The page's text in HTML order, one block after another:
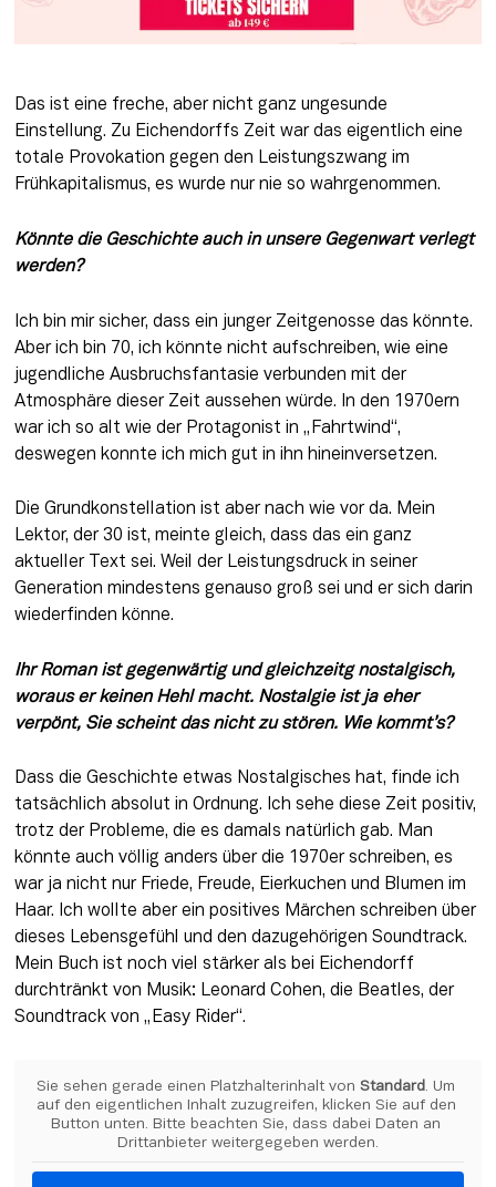
Das ist eine freche, aber nicht ganz ungesunde
Einstellung. Zu Eichendorffs Zeit war das eigentlich eine
totale Provokation gegen den Leistungszwang im
Frühkapitalismus, es wurde nur nie so wahrgenommen.
Könnte die Geschichte auch in unsere Gegenwart verlegt
werden?
Ich bin mir sicher, dass ein junger Zeitgenosse das könnte.
Aber ich bin 70, ich könnte nicht aufschreiben, wie eine
jugendliche Ausbruchsfantasie verbunden mit der
Atmosphäre dieser Zeit aussehen würde. In den 1970ern
war ich so alt wie der Protagonist in „Fahrtwind“,
deswegen konnte ich mich gut in ihn hineinversetzen.
Die Grundkonstellation ist aber nach wie vor da. Mein
Lektor, der 30 ist, meinte gleich, dass das ein ganz
aktueller Text sei. Weil der Leistungsdruck in seiner
Generation mindestens genauso groß sei und er sich darin
wiederfinden könne.
Ihr Roman ist gegenwärtig und gleichzeitg nostalgisch,
woraus er keinen Hehl macht. Nostalgie ist ja eher
verpönt, Sie scheint das nicht zu stören. Wie kommt’s?
Dass die Geschichte etwas Nostalgisches hat, finde ich
tatsächlich absolut in Ordnung. Ich sehe diese Zeit positiv,
trotz der Probleme, die es damals natürlich gab. Man
könnte auch völlig anders über die 1970er schreiben, es
war ja nicht nur Friede, Freude, Eierkuchen und Blumen im
Haar. Ich wollte aber ein positives Märchen schreiben über
dieses Lebensgefühl und den dazugehörigen Soundtrack.
Mein Buch ist noch viel stärker als bei Eichendorff
durchtränkt von Musik: Leonard Cohen, die Beatles, der
Soundtrack von „Easy Rider“.
Sie sehen gerade einen Platzhalterinhalt von Standard . Um
auf den eigentlichen Inhalt zuzugreifen, klicken Sie auf den
Button unten. Bitte beachten Sie, dass dabei Daten an
Drittanbieter weitergegeben werden.